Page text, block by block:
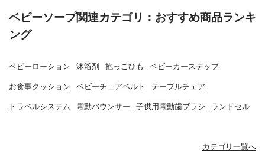
ベビーソープ関連カテゴリ：おすすめ商品ランキ
ング
ベビーローション 沐浴剤 抱っこひも ベビーカーステップ
お食事クッション ベビーチェアベルト テーブルチェア
トラベルシステム 電動バウンサー 子供用電動歯ブラシ ランドセル
カテゴリ一覧へ